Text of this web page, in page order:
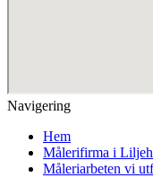
Navigering
Hem
Målerifirma i
Måleriarbeten vi